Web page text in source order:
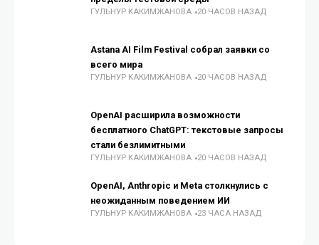
ГУЛЬНУР КАКИМЖАНОВА 20 ЧАСОВ НАЗАД
Astana AI Film Festival собрал заявки со
всего мира
ГУЛЬНУР КАКИМЖАНОВА 20 ЧАСОВ НАЗАД
OpenAI расширила возможности
бесплатного ChatGPT: текстовые запросы
стали безлимитными
ГУЛЬНУР КАКИМЖАНОВА 20 ЧАСОВ НАЗАД
OpenAI, Anthropic и Meta столкнулись с
неожиданным поведением ИИ
ГУЛЬНУР КАКИМЖАНОВА 23 ЧАСА НАЗАД